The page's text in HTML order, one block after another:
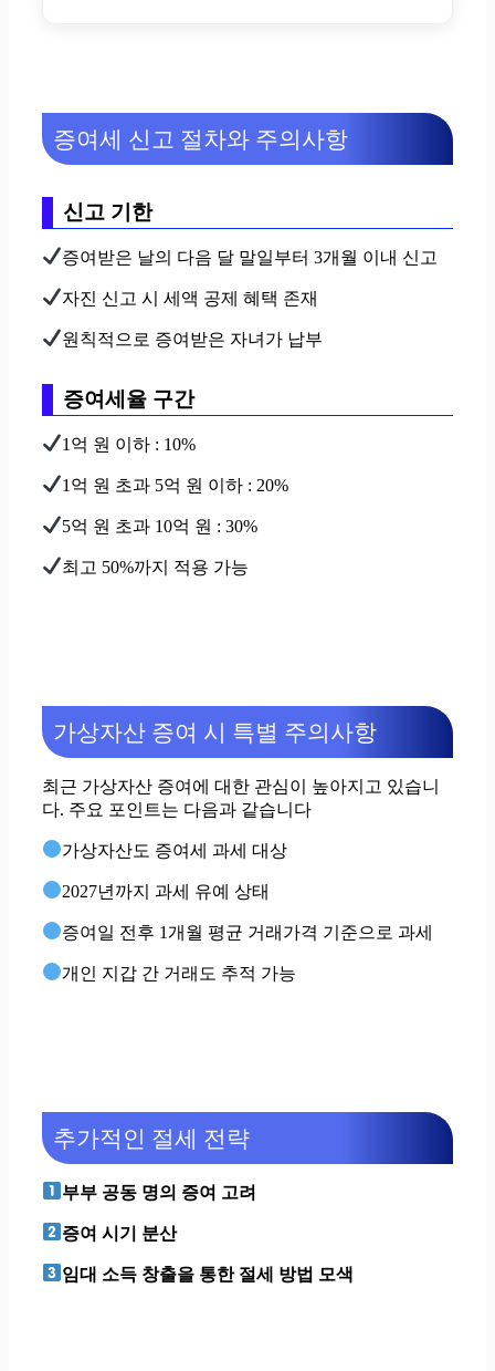
증여세 신고 절차와 주의사항
신고 기한
증여받은 날의 다음 달 말일부터 3개월 이내 신고
자진 신고 시 세액 공제 혜택 존재
원칙적으로 증여받은 자녀가 납부
증여세율 구간
1억 원 이하 : 10%
1억 원 초과 5억 원 이하 : 20%
5억 원 초과 10억 원 : 30%
최고 50%까지 적용 가능
가상자산 증여 시 특별 주의사항
최근 가상자산 증여에 대한 관심이 높아지고 있습니
다. 주요 포인트는 다음과 같습니다
가상자산도 증여세 과세 대상
2027년까지 과세 유예 상태
증여일 전후 1개월 평균 거래가격 기준으로 과세
개인 지갑 간 거래도 추적 가능
추가적인 절세 전략
부부 공동 명의 증여 고려
증여 시기 분산
임대 소득 창출을 통한 절세 방법 모색